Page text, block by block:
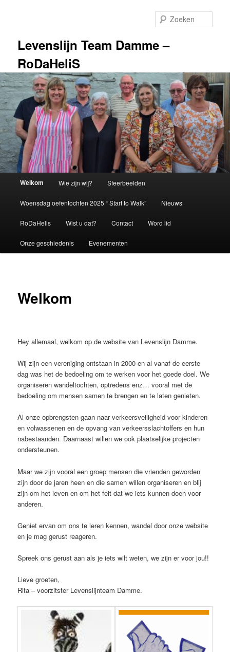
inhoudLevenslijn Team Damme –
RoDaHeliS
HoofdmenuWelkom Wie zijn wij? Sfeerbeelden
Woensdag oefentochten 2025 “ Start to Walk” Nieuws
RoDaHelis Wist u dat? Contact Word lid
Onze geschiedenis Evenementen
Welkom
Hey allemaal, welkom op de website van Levenslijn Damme.
Wij zijn een vereniging ontstaan in 2000 en al vanaf de eerste
dag was het de bedoeling om te werken voor het goede doel. We
organiseren wandeltochten, optredens enz… vooral met de
bedoeling om mensen samen te brengen en te laten genieten.
Al onze opbrengsten gaan naar verkeersveiligheid voor kinderen
en volwassenen en de opvang van verkeersslachtoffers en hun
nabestaanden. Daarnaast willen we ook plaatselijke projecten
ondersteunen.
Maar we zijn vooral een groep mensen die vrienden geworden
zijn door de jaren heen en die samen willen organiseren en blij
zijn om het leven en om het feit dat we iets kunnen doen voor
anderen.
Geniet ervan om ons te leren kennen, wandel door onze website
en je mag gerust reageren.
Spreek ons gerust aan als je iets wilt weten, we zijn er voor jou!!
Lieve groeten,
Rita – voorzitster Levenslijnteam Damme.